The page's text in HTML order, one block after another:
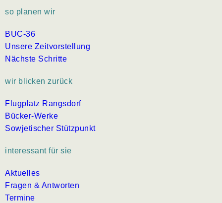
so planen wir
BUC-36
Unsere Zeitvorstellung
Nächste Schritte
wir blicken zurück
Flugplatz Rangsdorf
Bücker-Werke
Sowjetischer Stützpunkt
interessant für sie
Aktuelles
Fragen & Antworten
Termine